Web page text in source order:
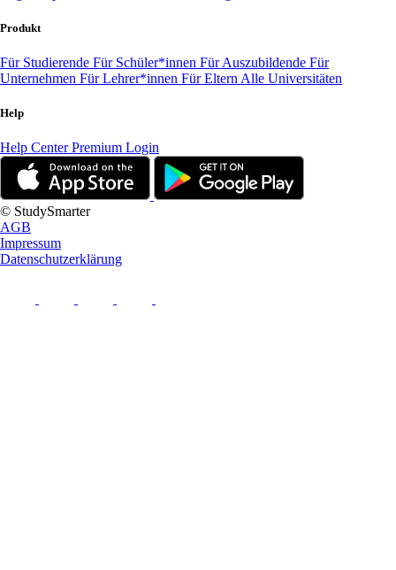
Produkt
Für Studierende Für Schüler*innen Für Auszubildende Für
Unternehmen Für Lehrer*innen Für Eltern Alle Universitäten
Help
Help CenterPremium Login
© StudySmarter
AGB
Impressum
Datenschutzerklärung